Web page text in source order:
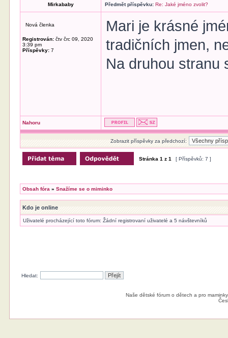
Mirkababy Předmět příspěvku: Re: Jaké jméno zvolit?
Nová členka
Registrován: čtv črc 09, 2020
3:39 pm
Příspěvky: 7
Mari je krásné
tradičních jmen,
Na druhou stranu
Nahoru
Zobrazit příspěvky za předchozí:
Stránka1 z1 [ Příspěvků: 7 ]
Obsah fóra »Snažíme se o miminko
Kdo je online
Uživatelé procházející toto fórum: Žádní registrovaní uživatelé a 5 návštevníků
Hledat:
Naše dětské fórum o dětech a pro